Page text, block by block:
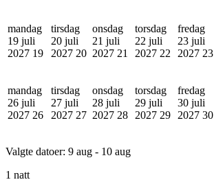
mandag
19 juli
2027 19
tirsdag
20 juli
2027 20
onsdag
21 juli
2027 21
torsdag
22 juli
2027 22
fredag
23 juli
2027 23
mandag
26 juli
2027 26
tirsdag
27 juli
2027 27
onsdag
28 juli
2027 28
torsdag
29 juli
2027 29
fredag
30 juli
2027 30
Valgte datoer: 9 aug - 10 aug
1 natt